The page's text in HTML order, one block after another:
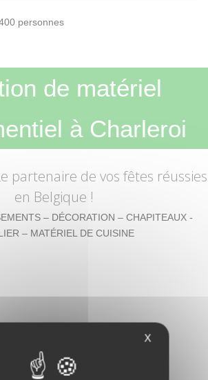
personnes
de matériel
à Charleroi
partenaire de vos fêtes réussies
en Belgique !
– DÉCORATION – CHAPITEAUX -
– MATÉRIEL DE CUISINE
X